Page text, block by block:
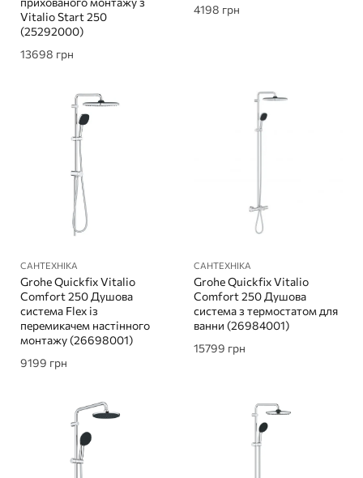
Vitalio Start 250
(25292000)
13698 грн
4198 грн
САНТЕХНІКА
Grohe Quickfix Vitalio
Comfort 250 Душова
система Flex із
перемикачем настінного
монтажу (26698001)
9199 грн
САНТЕХНІКА
Grohe Quickfix Vitalio
Comfort 250 Душова
система з термостатом для
ванни (26984001)
15799 грн